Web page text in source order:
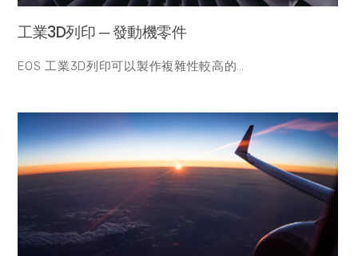
工業3D列印 ─ 發動機零件
EOS 工業3D列印可以製作複雜性較高的…